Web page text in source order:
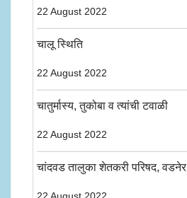
22 August 2022
चालू स्थिति
22 August 2022
चातुर्मास्य, तुकोबा व त्यांची टवाळी
22 August 2022
चांदवड तालुका शेतकरी परिषद, वडनेर